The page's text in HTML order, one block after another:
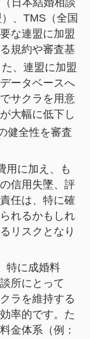
（日本結婚相談
、TMS（全国
な連盟に加盟
規約や審査基
、連盟に加盟
ータベースへ
サクラを用意
大幅に低下し
健全性を審査
用に加え、も
信用失墜、評
任は、特に確
れるかもしれ
リスクとなり
特に成婚料
所にとって
ラを維持する
率的です。た
金体系（例：